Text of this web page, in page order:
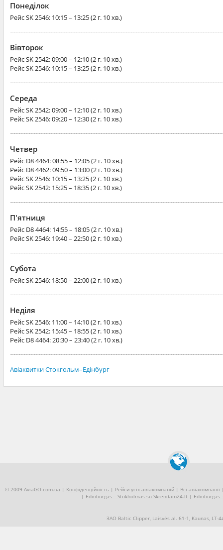
Понеділок
РейсSK 2546: 10:15 – 13:25 (2 г. 10 хв.)
Вівторок
РейсSK 2542: 09:00 – 12:10 (2 г. 10 хв.)
РейсSK 2546: 10:15 – 13:25 (2 г. 10 хв.)
Середа
РейсSK 2542: 09:00 – 12:10 (2 г. 10 хв.)
РейсSK 2546: 09:20 – 12:30 (2 г. 10 хв.)
Четвер
Рейс D8 4464: 08:55 – 12:05 (2 г. 10 хв.)
Рейс D8 4462: 09:50 – 13:00 (2 г. 10 хв.)
РейсSK 2546: 10:15 – 13:25 (2 г. 10 хв.)
РейсSK 2542: 15:25 – 18:35 (2 г. 10 хв.)
П'ятниця
Рейс D8 4464: 14:55 – 18:05 (2 г. 10 хв.)
РейсSK 2546: 19:40 – 22:50 (2 г. 10 хв.)
Субота
РейсSK 2546: 18:50 – 22:00 (2 г. 10 хв.)
Неділя
РейсSK 2546: 11:00 – 14:10 (2 г. 10 хв.)
РейсSK 2542: 15:45 – 18:55 (2 г. 10 хв.)
Рейс D8 4464: 20:30 – 23:40 (2 г. 10 хв.)
Авіаквитки Стокгольм–Едінбург
© 2009 AviaGO.com.ua | Конфіденційність | Рейси усіх авіакомпаній | Всі авіакомпанії
| Edinburgas – Stokholmas su Skrendam24.lt | Edinburgas
ЗАО Baltic Clipper, Laisvės al. 61-1, Kaunas, LT-